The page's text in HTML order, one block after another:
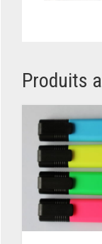
Produits